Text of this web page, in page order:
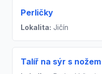
Perličky
Lokalita: Jičín
Talíř na sýr s nožem